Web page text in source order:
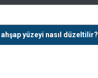
ahşap yüzeyi nasıl düzeltilir?